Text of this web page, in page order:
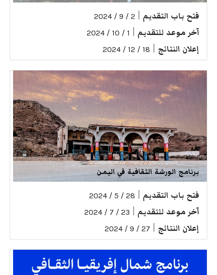
فتح باب التقديم 2 / 9 / 2024
آخر موعد للتقديم 1 / 10 / 2024
إعلان النتائج 18 / 12 / 2024
برنامج الورشة الثقافية في اليمن
فتح باب التقديم 28 / 5 / 2024
آخر موعد للتقديم 23 / 7 / 2024
إعلان النتائج 27 / 9 / 2024